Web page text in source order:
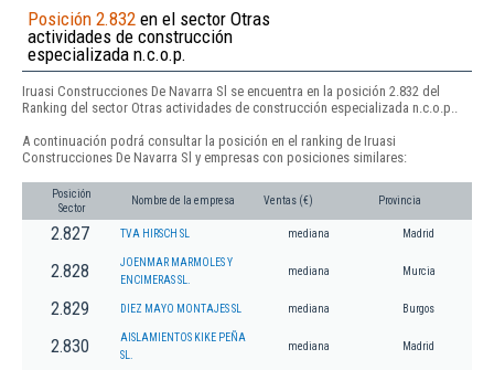
Posición 2.832 en el sector Otras
actividades de construcción
especializada n.c.o.p.
Iruasi Construcciones De Navarra Sl se encuentra en la posición 2.832 del
Ranking del sector Otras actividades de construcción especializada n.c.o.p..
A continuación podrá consultar la posición en el ranking de Iruasi
Construcciones De Navarra Sl y empresas con posiciones similares:
Posición
Sector
Nombre de la empresa Ventas (€) Provincia
2.827 TVA HIRSCH SL mediana Madrid
2.828
JOENMAR MARMOLES Y
ENCIMERAS SL.
mediana Murcia
2.829 DIEZ MAYO MONTAJES SL mediana Burgos
2.830
AISLAMIENTOS KIKE PEÑA
SL.
mediana Madrid